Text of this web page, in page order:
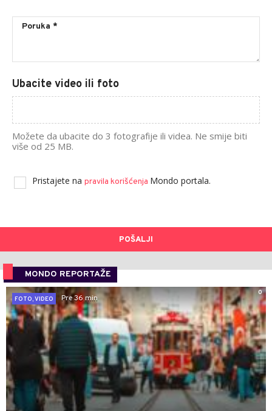
Ubacite video ili foto
Možete da ubacite do 3 fotografije ili videa. Ne smije biti
više od 25 MB.
Pristajete na pravila korišćenja Mondo portala.
POŠALJI
MONDO REPORTAŽE
0
FOTO, VIDEO
Pre 36 min